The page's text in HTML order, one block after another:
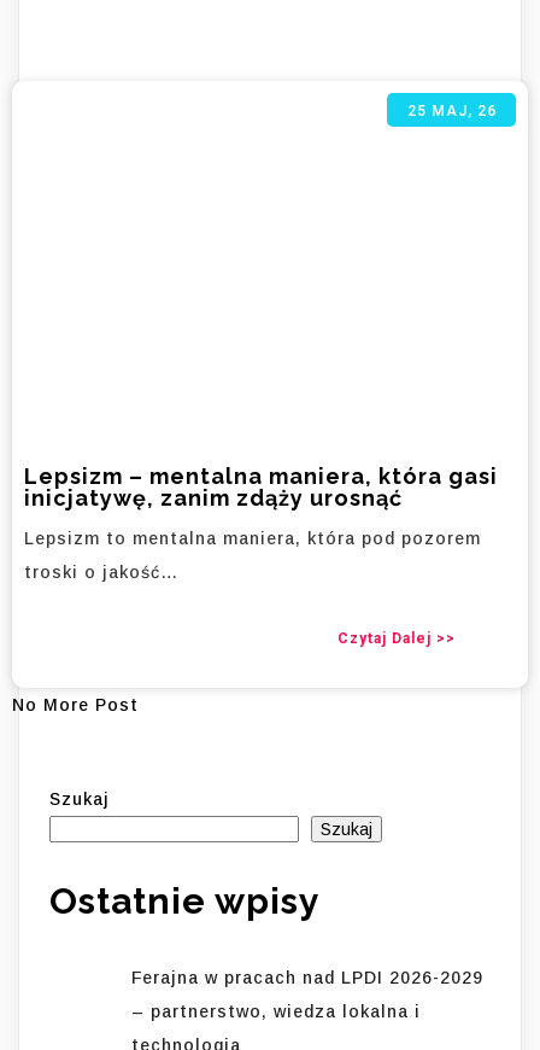
Lepsizm – mentalna maniera, która gasi
inicjatywę, zanim zdąży urosnąć
25 MAJ, 26
Lepsizm to mentalna maniera, która pod pozorem
troski o jakość…
Czytaj Dalej >>
No More Post
Szukaj
Szukaj
Ostatnie wpisy
Ferajna w pracach nad LPDI 2026-2029
– partnerstwo, wiedza lokalna i
technologia